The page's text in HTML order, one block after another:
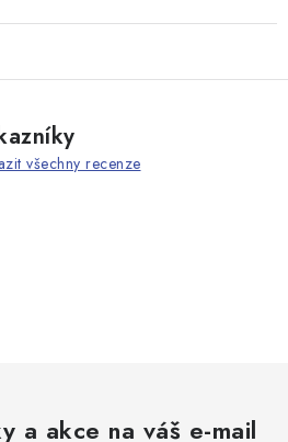
všechny recenze
a akce na váš e-mail